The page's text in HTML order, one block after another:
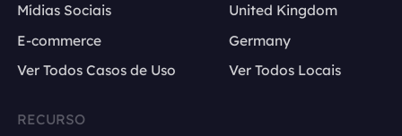
Mídias Sociais
E-commerce
Ver Todos Casos de Uso
United Kingdom
Germany
Ver Todos Locais
RECURSO